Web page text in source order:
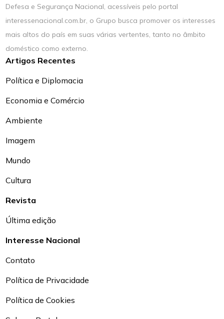
Defesa e Segurança Nacional, acessíveis pelo portal
interessenacional.com.br, o Grupo busca promover os interesses
mais altos do país em suas várias vertentes, tanto no âmbito
doméstico como externo.
Artigos Recentes
Política e Diplomacia
Economia e Comércio
Ambiente
Imagem
Mundo
Cultura
Revista
Última edição
Interesse Nacional
Contato
Política de Privacidade
Política de Cookies